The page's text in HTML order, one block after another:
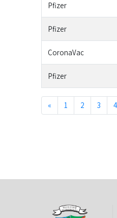
Pfizer
Pfizer
CoronaVac
Pfizer
«Previous
1 2 3 4